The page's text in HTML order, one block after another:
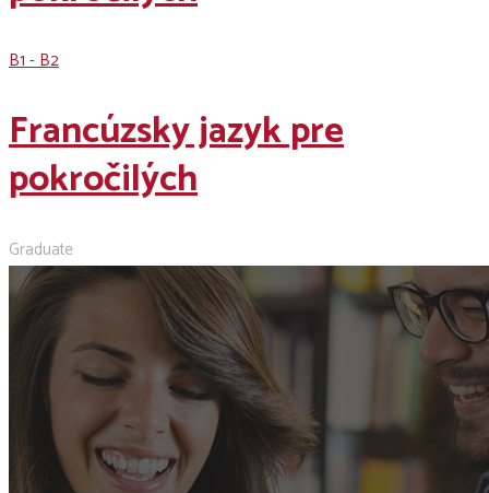
B1 - B2
Francúzsky jazyk pre
pokročilých
Graduate